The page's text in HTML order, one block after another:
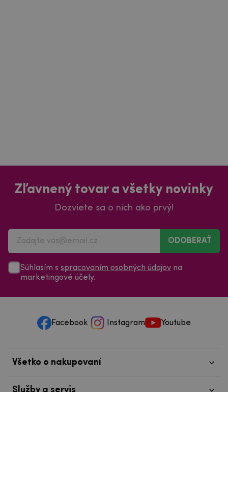
Zľavnený tovar a všetky novinky
Dozviete sa o nich ako prvý!
ODOBERAŤ
Súhlasím s spracovaním osobných údajov na
marketingové účely.
Facebook Instagram Youtube
Všetko o nakupovaní
Služby a servis